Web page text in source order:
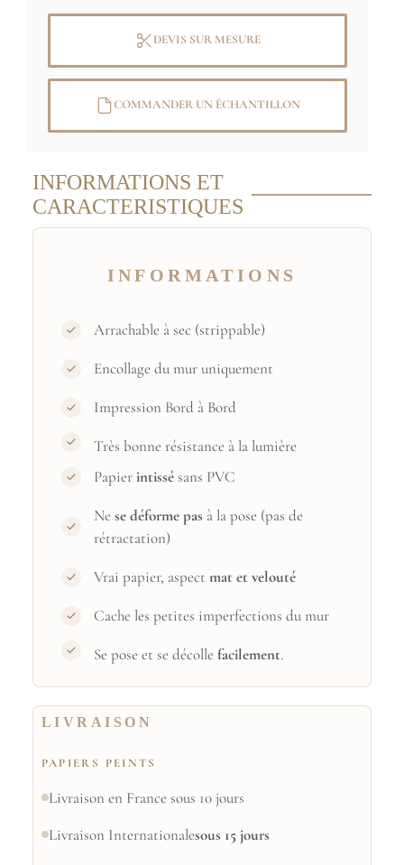
Taille: H 175cm x L 91,4cm - livré en 1 lé
de 91,4 cm de largeur
Tailles et couleurs spécifiquessur
demande
Image originale: (C) RMN-Grand Palais
(Château de Versailles) / Daniel Arnaudet
DEVIS SUR MESURE
COMMANDER UN ÉCHANTILLON
INFORMATIONS ET
CARACTERISTIQUES
INFORMATIONS
Arrachable à sec (strippable)
Encollage du mur uniquement
Impression Bord à Bord
Très bonne résistance à la lumière
Papierintissésans PVC
Nese déforme pas à la pose (pas de
rétractation)
Vrai papier, aspectmat et velouté
Cache les petites imperfections du mur
Se pose et se décollefacilement.
LIVRAISON
PAPIERS PEINTS
Livraison en France sous 10 jours
Livraison Internationalesous 15 jours